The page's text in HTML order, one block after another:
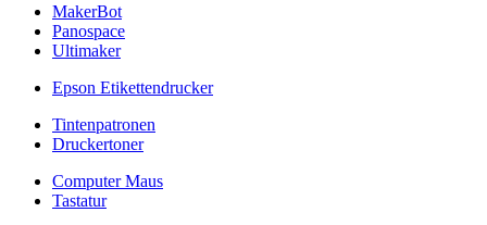
MakerBot
Panospace
Ultimaker
Epson Etikettendrucker
Tintenpatronen
Druckertoner
Computer Maus
Tastatur